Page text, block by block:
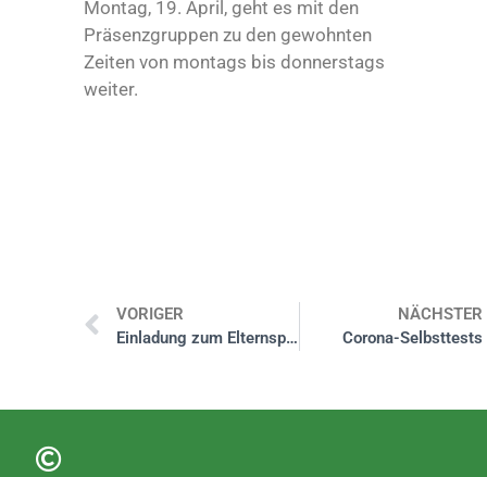
Montag, 19. April, geht es mit den
Präsenzgruppen zu den gewohnten
Zeiten von montags bis donnerstags
weiter.
VORIGER
Einladung zum Elternsprechtag
NÄCHSTER
Corona-Selbsttests